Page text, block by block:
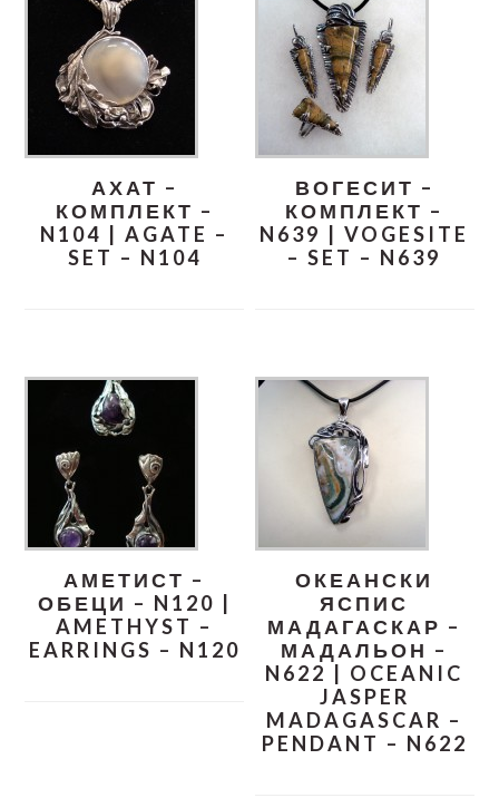
АХАТ –
КОМПЛЕКТ –
N104 | AGATE –
SET – N104
ВОГЕСИТ –
КОМПЛЕКТ –
N639 | VOGESITE
– SET – N639
АМЕТИСТ –
ОБЕЦИ – N120 |
AMETHYST –
EARRINGS – N120
ОКЕАНСКИ
ЯСПИС
МАДАГАСКАР –
МАДАЛЬОН –
N622 | OCEANIC
JASPER
MADAGASCAR –
PENDANT – N622